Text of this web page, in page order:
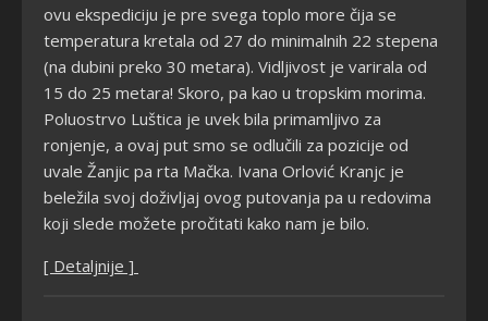
ovu ekspediciju je pre svega toplo more čija se
temperatura kretala od 27 do minimalnih 22 stepena
(na dubini preko 30 metara). Vidljivost je varirala od
15 do 25 metara! Skoro, pa kao u tropskim morima.
Poluostrvo Luštica je uvek bila primamljivo za
ronjenje, a ovaj put smo se odlučili za pozicije od
uvale Žanjic pa rta Mačka. Ivana Orlović Kranjc je
beležila svoj doživljaj ovog putovanja pa u redovima
koji slede možete pročitati kako nam je bilo.
[ Detaljnije ]